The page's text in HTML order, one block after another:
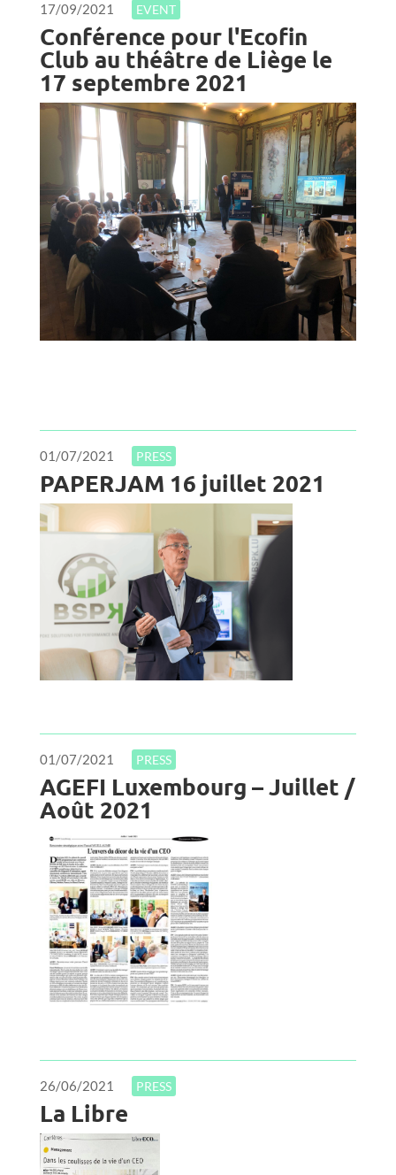
17/09/2021 EVENT
Conférence pour l'Ecofin
Club au théâtre de Liège le
17 septembre 2021
01/07/2021 PRESS
PAPERJAM 16 juillet 2021
01/07/2021 PRESS
AGEFI Luxembourg – Juillet /
Août 2021
26/06/2021 PRESS
La Libre